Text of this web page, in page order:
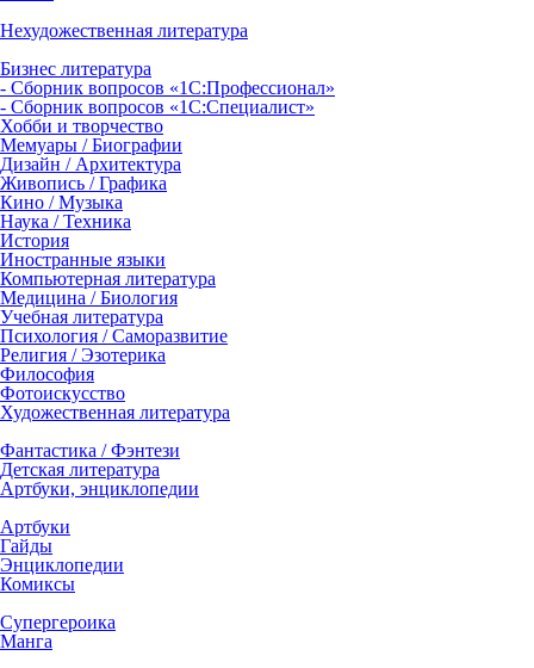
Нехудожественная литература
Бизнес литература
- Сборник вопросов «1С:Профессионал»
- Сборник вопросов «1С:Специалист»
Хобби и творчество
Мемуары / Биографии
Дизайн / Архитектура
Живопись / Графика
Кино / Музыка
Наука / Техника
История
Иностранные языки
Компьютерная литература
Медицина / Биология
Учебная литература
Психология / Саморазвитие
Религия / Эзотерика
Философия
Фотоискусство
Художественная литература
Фантастика / Фэнтези
Детская литература
Артбуки, энциклопедии
Артбуки
Гайды
Энциклопедии
Комиксы
Супергероика
Манга